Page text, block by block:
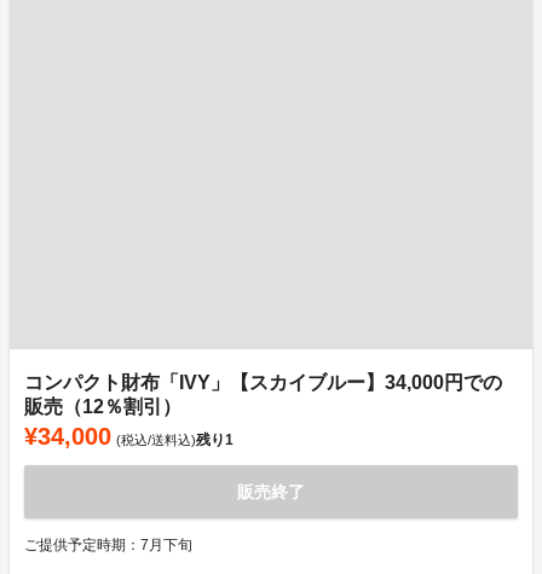
コンパクト財布「IVY」【スカイブルー】34,000円での
販売（12％割引）
¥34,000 (税込/送料込)残り1
販売終了
ご提供予定時期：7月下旬